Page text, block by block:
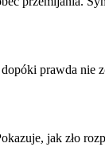
prawda nie
jak zło